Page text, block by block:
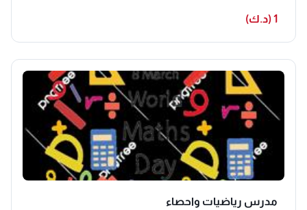
1 (د.ك)
مدرس رياضيات واحصاء